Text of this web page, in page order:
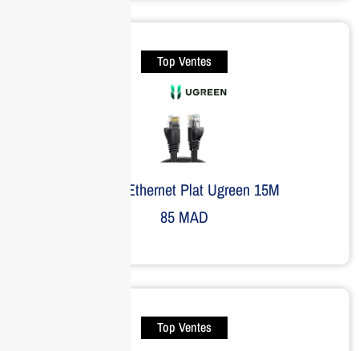
Top Ventes
Câble Ethernet Plat Ugreen 15M
85MAD
Top Ventes